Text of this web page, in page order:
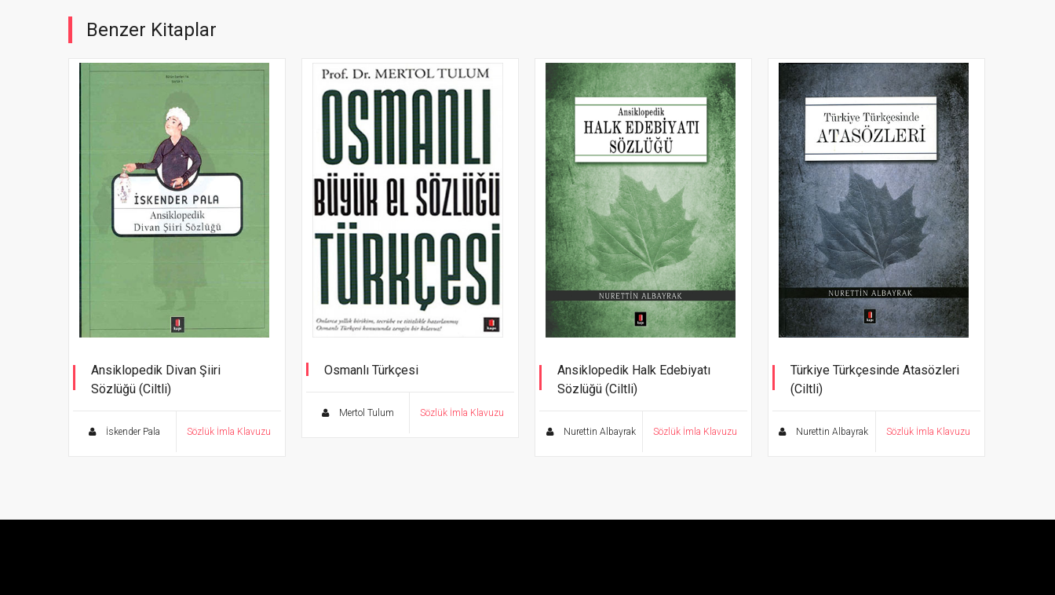
Benzer Kitaplar
Ansiklopedik Divan Şiiri
Sözlüğü (Ciltli)
İskender Pala Sözlük İmla Klavuzu
Osmanlı Türkçesi
Mertol Tulum Sözlük İmla Klavuzu
Ansiklopedik Halk Edebiyatı
Sözlüğü (Ciltli)
Nurettin Albayrak Sözlük İmla Klavuzu
Türkiye Türkçesinde Atasözleri
(Ciltli)
Nurettin Albayrak Sözlük İmla Klavuzu